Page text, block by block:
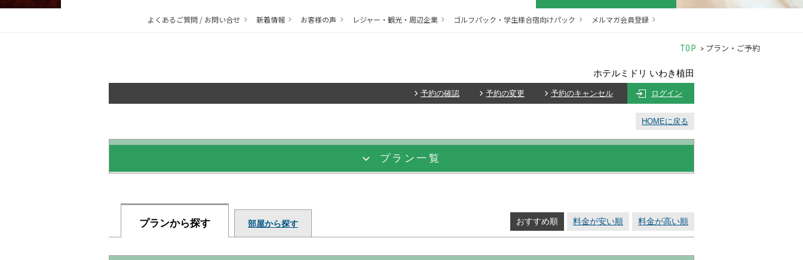
よくあるご質問 / お問い合せ 新着情報 お客様の声 レジャー・観光・周辺企業 ゴルフパック・学生様合宿向けパック メルマガ会員登録
TOP プラン・ご予約
ホテルミドリ いわき植田
予約の確認 予約の変更 予約のキャンセル ログイン
HOMEに戻る
プラン一覧
プランから探す 部屋から探す おすすめ順 料金が安い順 料金が高い順